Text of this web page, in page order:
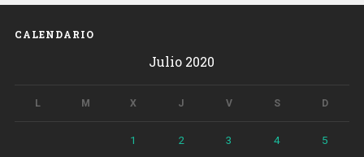
CALENDARIO
Julio 2020
L M X J V S D
1 2 3 4 5